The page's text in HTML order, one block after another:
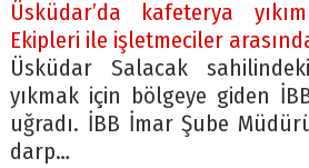
Üsküdar’da kafeterya
Ekipleri ile işletmeciler
Üsküdar Salacak
yıkmak için bölgeye giden
uğradı. İBB İmar Şube
darp…